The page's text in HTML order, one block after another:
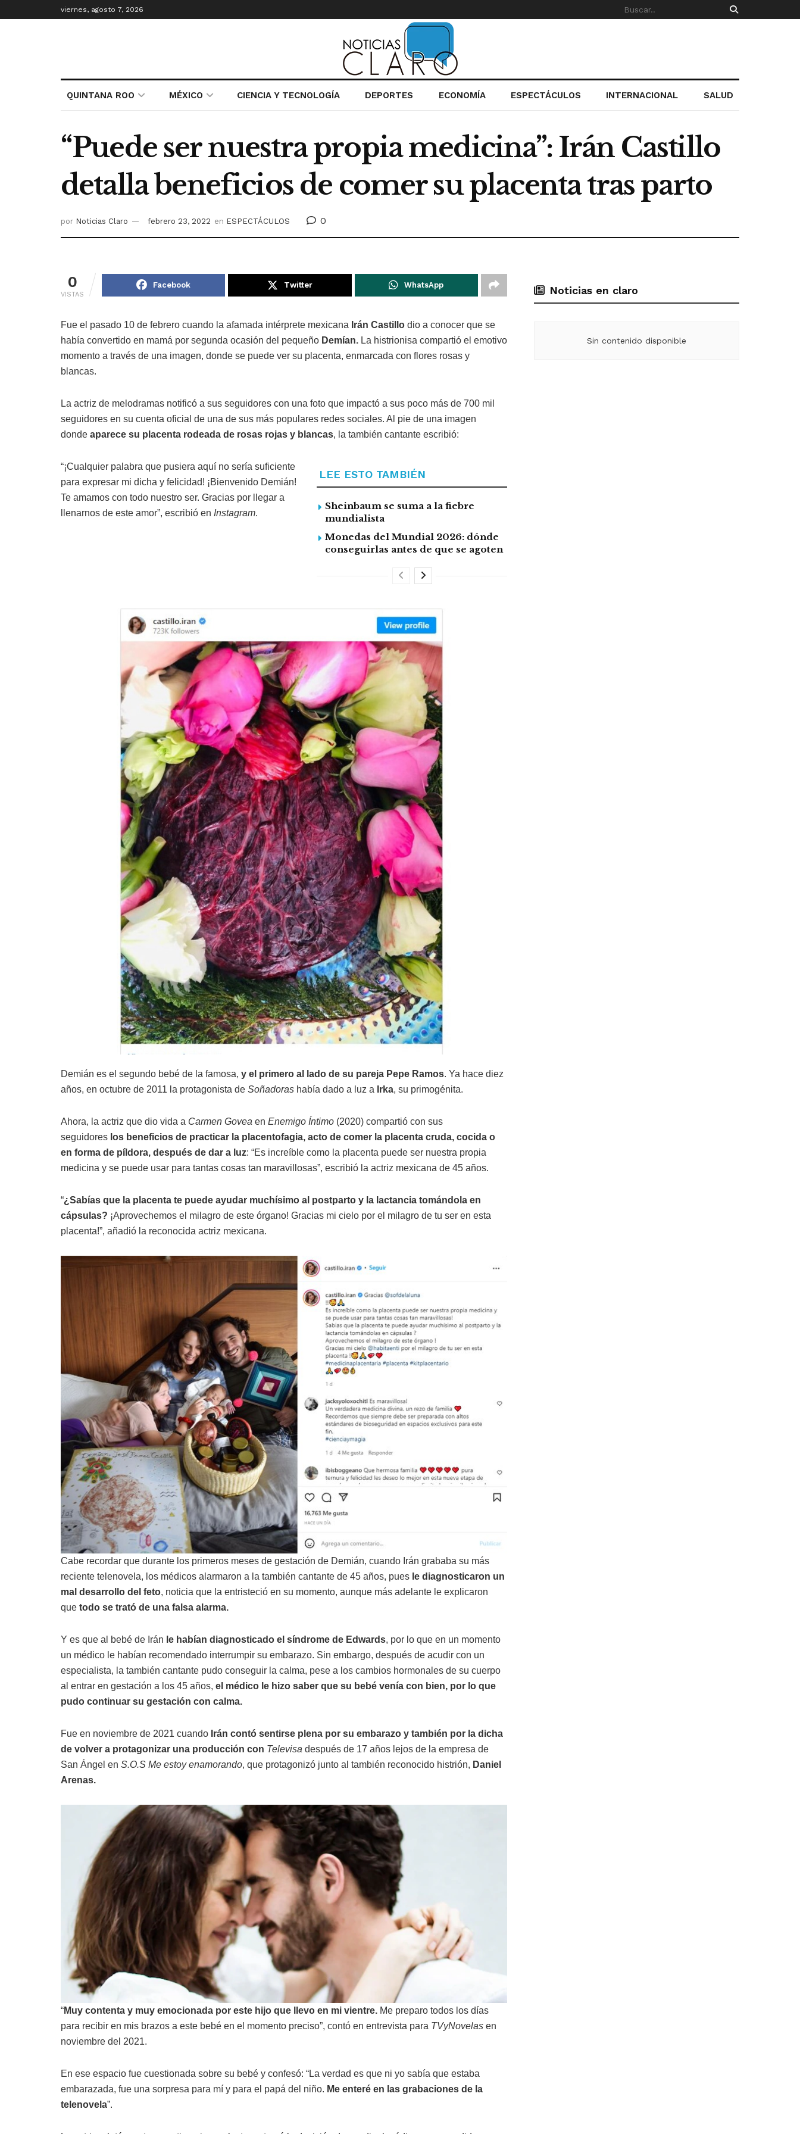
viernes, agosto 7, 2026
QUINTANA ROO MÉXICO CIENCIA Y TECNOLOGÍA DEPORTES ECONOMÍA ESPECTÁCULOS INTERNACIONAL SALUD
“Puede ser nuestra propia medicina”: Irán Castillo
detalla beneficios de comer su placenta tras parto
por Noticias Claro febrero 23, 2022 en ESPECTÁCULOS 0
0
VISTAS
Facebook Twitter WhatsApp
Fue el pasado 10 de febrero cuando la afamada intérprete mexicana Irán Castillo dio a conocer que se
había convertido en mamá por segunda ocasión del pequeño Demían. La histrionisa compartió el emotivo
momento a través de una imagen, donde se puede ver su placenta, enmarcada con flores rosas y
blancas.
La actriz de melodramas notificó a sus seguidores con una foto que impactó a sus poco más de 700 mil
seguidores en su cuenta oficial de una de sus más populares redes sociales. Al pie de una imagen
donde aparece su placenta rodeada de rosas rojas y blancas, la también cantante escribió:
LEE ESTO TAMBIÉN
Sheinbaum se suma a la fiebre
mundialista
Monedas del Mundial 2026: dónde
conseguirlas antes de que se agoten
“¡Cualquier palabra que pusiera aquí no sería suficiente
para expresar mi dicha y felicidad! ¡Bienvenido Demián!
Te amamos con todo nuestro ser. Gracias por llegar a
llenarnos de este amor”, escribió en Instagram.
Demián es el segundo bebé de la famosa, y el primero al lado de su pareja Pepe Ramos. Ya hace diez
años, en octubre de 2011 la protagonista de Soñadoras había dado a luz a Irka, su primogénita.
Ahora, la actriz que dio vida a Carmen Govea en Enemigo Íntimo (2020) compartió con sus
seguidores los beneficios de practicar la placentofagia, acto de comer la placenta cruda, cocida o
en forma de píldora, después de dar a luz: “Es increíble como la placenta puede ser nuestra propia
medicina y se puede usar para tantas cosas tan maravillosas”, escribió la actriz mexicana de 45 años.
“¿Sabías que la placenta te puede ayudar muchísimo al postparto y la lactancia tomándola en
cápsulas? ¡Aprovechemos el milagro de este órgano! Gracias mi cielo por el milagro de tu ser en esta
placenta!”, añadió la reconocida actriz mexicana.
Cabe recordar que durante los primeros meses de gestación de Demián, cuando Irán grababa su más
reciente telenovela, los médicos alarmaron a la también cantante de 45 años, pues le diagnosticaron un
mal desarrollo del feto, noticia que la entristeció en su momento, aunque más adelante le explicaron
que todo se trató de una falsa alarma.
Y es que al bebé de Irán le habían diagnosticado el síndrome de Edwards, por lo que en un momento
un médico le habían recomendado interrumpir su embarazo. Sin embargo, después de acudir con un
especialista, la también cantante pudo conseguir la calma, pese a los cambios hormonales de su cuerpo
al entrar en gestación a los 45 años, el médico le hizo saber que su bebé venía con bien, por lo que
pudo continuar su gestación con calma.
Fue en noviembre de 2021 cuando Irán contó sentirse plena por su embarazo y también por la dicha
de volver a protagonizar una producción con Televisa después de 17 años lejos de la empresa de
San Ángel en S.O.S Me estoy enamorando, que protagonizó junto al también reconocido histrión, Daniel
Arenas.
“Muy contenta y muy emocionada por este hijo que llevo en mi vientre. Me preparo todos los días
para recibir en mis brazos a este bebé en el momento preciso”, contó en entrevista para TVyNovelas en
noviembre del 2021.
En ese espacio fue cuestionada sobre su bebé y confesó: “La verdad es que ni yo sabía que estaba
embarazada, fue una sorpresa para mí y para el papá del niño. Me enteré en las grabaciones de la
telenovela”.
Noticias en claro
Sin contenido disponible